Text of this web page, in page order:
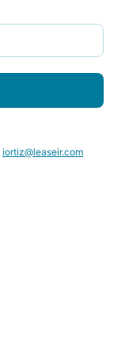
iortiz@leaseir.com